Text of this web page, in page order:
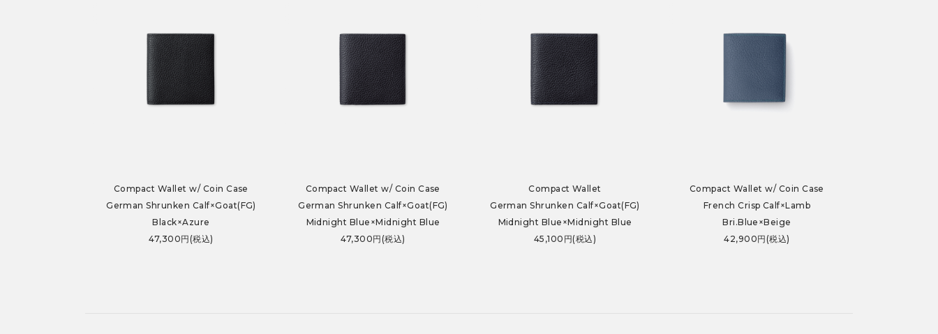
Compact Wallet w/ Coin Case
German Shrunken Calf×Goat(FG)
Black×Azure
47,300円(税込)
Compact Wallet w/ Coin Case
German Shrunken Calf×Goat(FG)
Midnight Blue×Midnight Blue
47,300円(税込)
Compact Wallet
German Shrunken Calf×Goat(FG)
Midnight Blue×Midnight Blue
45,100円(税込)
Compact Wallet w/ Coin Case
French Crisp Calf×Lamb
Bri.Blue×Beige
42,900円(税込)